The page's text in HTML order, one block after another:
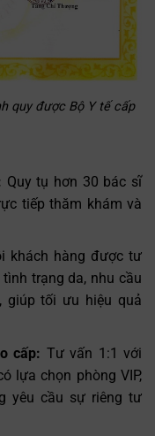
quy được Bộ Y tế cấp
Quy tụ hơn 30 bác sĩ
tiếp thăm khám và
khách hàng được tư
trạng da, nhu cầu
giúp tối ưu hiệu quả
cấp: Tư vấn 1:1 với
lựa chọn phòng VIP,
yêu cầu sự riêng tư